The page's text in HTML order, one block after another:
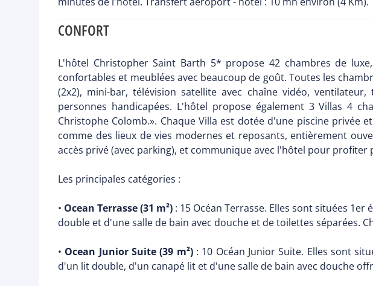
CONFORT
L'hôtel Christopher Saint Barth 5* propose 42 chambres de
confortables et meublées avec beaucoup de goût. Toutes les
(2x2), mini-bar, télévision satellite avec chaîne vidéo,
personnes handicapées. L'hôtel propose également 3 Villas 4
Christophe Colomb.». Chaque Villa est dotée d'une piscine privée
comme des lieux de vies modernes et reposants, entièrement
accès privé (avec parking), et communique avec l'hôtel pour
Les principales catégories :
• Ocean Terrasse (31 m²) : 15 Océan Terrasse. Elles sont situées
double et d'une salle de bain avec douche et de toilettes séparées.
• Ocean Junior Suite (39 m²): 10 Océan Junior Suite. Elles sont
d'un lit double, d'un canapé lit et d'une salle de bain avec douche